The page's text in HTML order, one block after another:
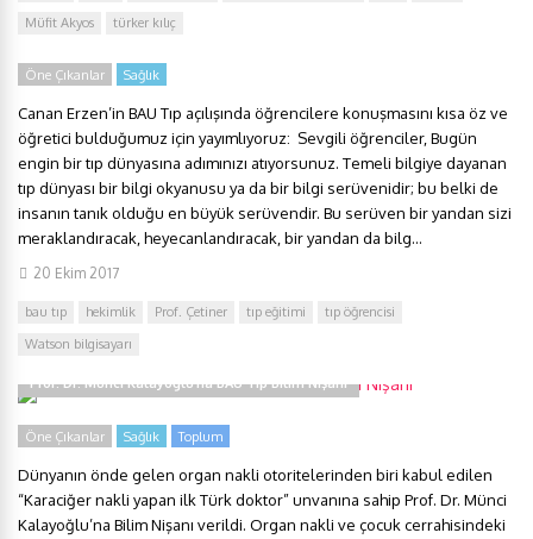
Müfit Akyos
türker kılıç
Öne Çıkanlar Sağlık
Canan Erzen’in BAU Tıp açılışında öğrencilere konuşmasını kısa öz ve
öğretici bulduğumuz için yayımlıyoruz: Sevgili öğrenciler, Bugün
engin bir tıp dünyasına adımınızı atıyorsunuz. Temeli bilgiye dayanan
tıp dünyası bir bilgi okyanusu ya da bir bilgi serüvenidir; bu belki de
insanın tanık olduğu en büyük serüvendir. Bu serüven bir yandan sizi
meraklandıracak, heyecanlandıracak, bir yandan da bilg...
20 Ekim 2017
bau tıp hekimlik Prof. Çetiner tıp eğitimi
tıp öğrencisi
Watson bilgisayarı
Prof. Dr. Münci Kalayoğlu’na BAU Tıp Bilim Nişanı
Öne Çıkanlar Sağlık Toplum
Dünyanın önde gelen organ nakli otoritelerinden biri kabul edilen
“Karaciğer nakli yapan ilk Türk doktor” unvanına sahip Prof. Dr. Münci
Kalayoğlu’na Bilim Nişanı verildi. Organ nakli ve çocuk cerrahisindeki